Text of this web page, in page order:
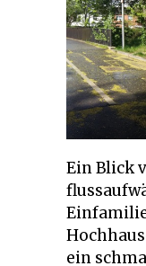
Ein Blick
ein